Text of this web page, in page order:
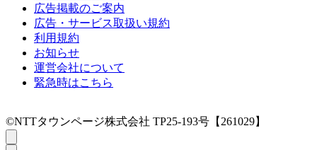
広告掲載のご案内
広告・サービス取扱い規約
利用規約
お知らせ
運営会社について
緊急時はこちら
©NTTタウンページ株式会社 TP25-193号【261029】